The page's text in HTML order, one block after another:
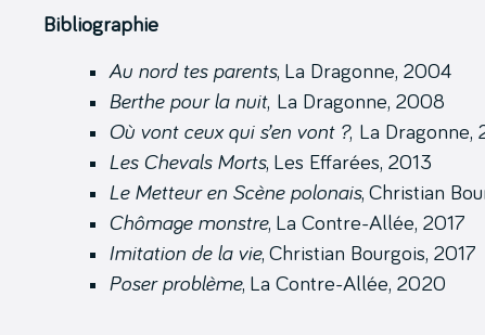
Bibliographie
Au nord tes parents, La Dragonne, 2004
Berthe pour la nuit, La Dragonne, 2008
Où vont ceux qui s’en vont ?, La Dragonne,
Les Chevals Morts, Les Effarées, 2013
Le Metteur en Scène polonais, Christian
Chômage monstre, La Contre-Allée, 2017
Imitation de la vie, Christian Bourgois, 2017
Poser problème, La Contre-Allée, 2020